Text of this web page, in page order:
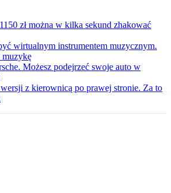
zł można w kilka sekund zhakować
wirtualnym instrumentem muzycznym.
Możesz podejrzeć swoje auto w
z kierownicą po prawej stronie. Za to